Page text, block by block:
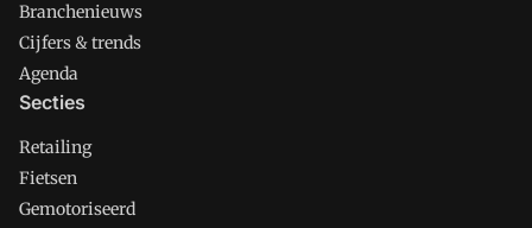
Branchenieuws
Cijfers & trends
Agenda
Secties
Retailing
Fietsen
Gemotoriseerd